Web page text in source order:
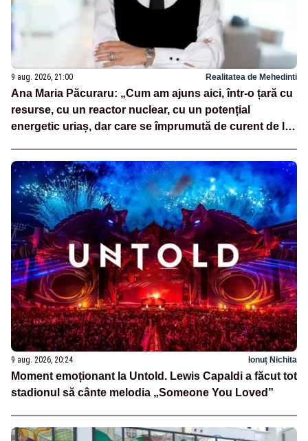
9 aug. 2026, 21:00 Realitatea de Mehedinti
Ana Maria Păcuraru: „Cum am ajuns aici, într-o țară cu
resurse, cu un reactor nuclear, cu un potențial
energetic uriaș, dar care se împrumută de curent de la
9 aug. 2026, 20:24 Ionuț Nichita
Moment emoționant la Untold. Lewis Capaldi a făcut tot
stadionul să cânte melodia „Someone You Loved”